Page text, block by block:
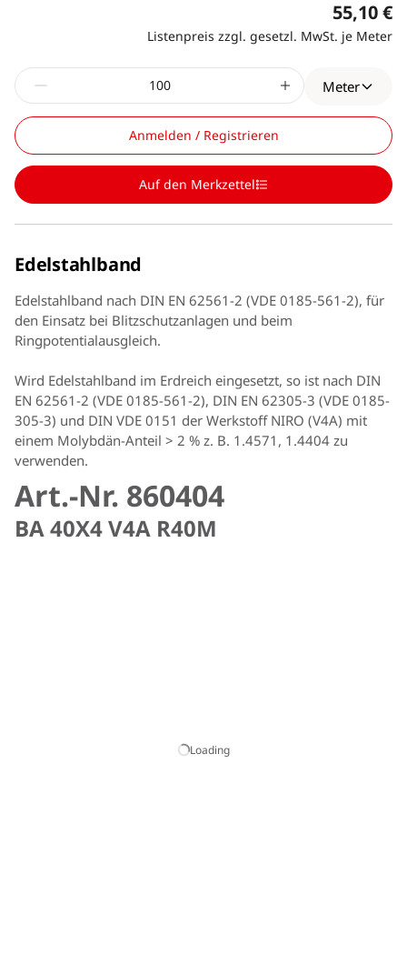
55,10 €
Listenpreis zzgl. gesetzl. MwSt. je Meter
Meter
Anmelden / Registrieren
Auf den Merkzettel
Edelstahlband
Edelstahlband nach DIN EN 62561-2 (VDE 0185-561-2), für
den Einsatz bei Blitzschutzanlagen und beim
Ringpotentialausgleich.
Wird Edelstahlband im Erdreich eingesetzt, so ist nach DIN
EN 62561-2 (VDE 0185-561-2), DIN EN 62305-3 (VDE 0185-
305-3) und DIN VDE 0151 der Werkstoff NIRO (V4A) mit
einem Molybdän-Anteil > 2 % z. B. 1.4571, 1.4404 zu
verwenden.
Art.-Nr. 860404
BA 40X4 V4A R40M
Loading